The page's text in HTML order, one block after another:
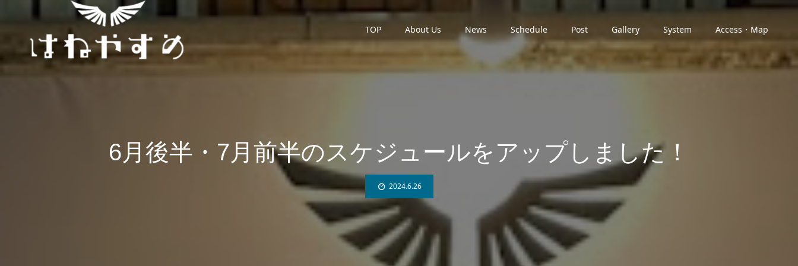
TOP About Us News Schedule Post Gallery System Access・Map
6月後半・7月前半のスケジュールをアップしました！
2024.6.26